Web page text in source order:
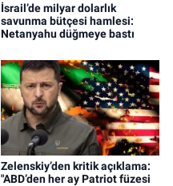
İsrail’de milyar dolarlık
savunma bütçesi hamlesi:
Netanyahu düğmeye bastı
Zelenskiy’den kritik açıklama:
"ABD’den her ay Patriot füzesi